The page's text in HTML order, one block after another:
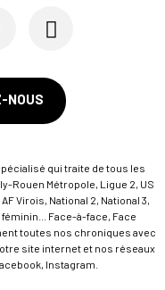
NOUS
qui traite de tous les
Rouen Métropole, Ligue 2, US
Virois, National 2, National 3,
Face-à-face, Face
toutes nos chroniques avec
site internet et nos réseaux
Instagram.